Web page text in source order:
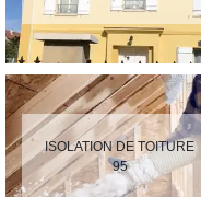
ISOLATION DE TOITURE
95